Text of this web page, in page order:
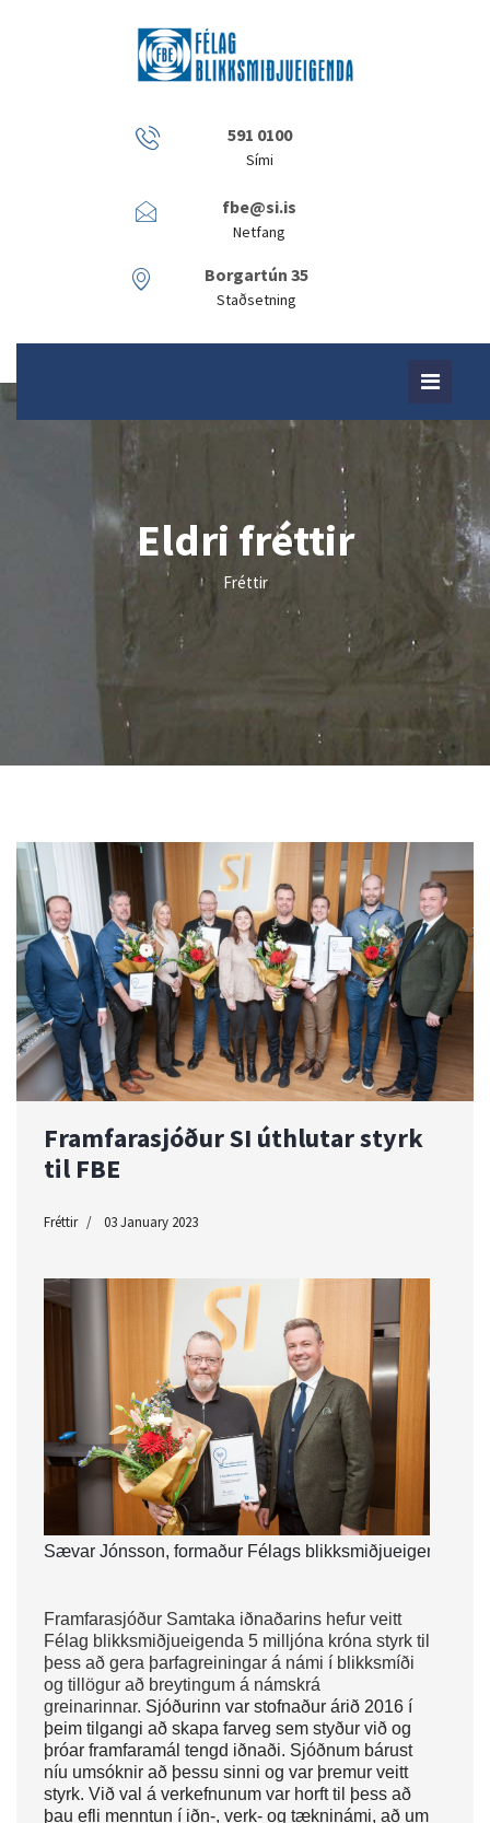
591 0100
Sími
fbe@si.is
Netfang
Borgartún 35
Staðsetning
Eldri fréttir
Fréttir
Framfarasjóður SI úthlutar styrk
til FBE
Fréttir 03 January 2023
Sævar Jónsson, formaður Félags blikksmiðjueigenda,
Framfarasjóður Samtaka iðnaðarins hefur veitt
Félag blikksmiðjueigenda 5 milljóna króna styrk til
þess að gera þarfagreiningar á námi í blikksmíði
og tillögur að breytingum á námskrá
greinarinnar. Sjóðurinn var stofnaður árið 2016 í
þeim tilgangi að skapa farveg sem styður við og
þróar framfaramál tengd iðnaði. Sjóðnum bárust
níu umsóknir að þessu sinni og var þremur veitt
styrk. Við val á verkefnunum var horft til þess að
þau efli menntun í iðn-, verk- og tækninámi, að um